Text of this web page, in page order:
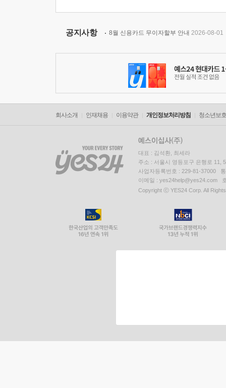
공지사항 8월 신용카드 무이자할부 안내 2026-08-01
회사소개 인재채용 이용약관 개인정보처리방침 청소년보
대표 : 김석환, 최세라
주소 : 서울시 영등포구 은행로 11,
사업자등록번호 : 229-81-37000
이메일 : yes24help@yes24.com
Copyright ⓒ YES24 Corp. All